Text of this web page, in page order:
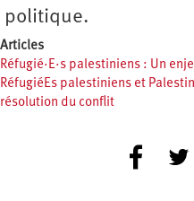
politique.
Articles
Réfugié·E·s palestiniens : Un
RéfugiéEs palestiniens et
résolution du conflit